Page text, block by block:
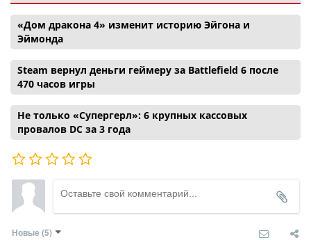
«Дом дракона 4» изменит историю Эйгона и
Эймонда
Steam вернул деньги геймеру за Battlefield 6 после
470 часов игры
Не только «Супергерл»: 6 крупных кассовых
провалов DC за 3 года
Новые (5)